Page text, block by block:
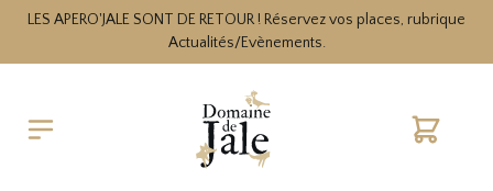
LES APERO'JALE SONT DE RETOUR ! Réservez vos places, rubrique
Actualités/Evènements.
Cart